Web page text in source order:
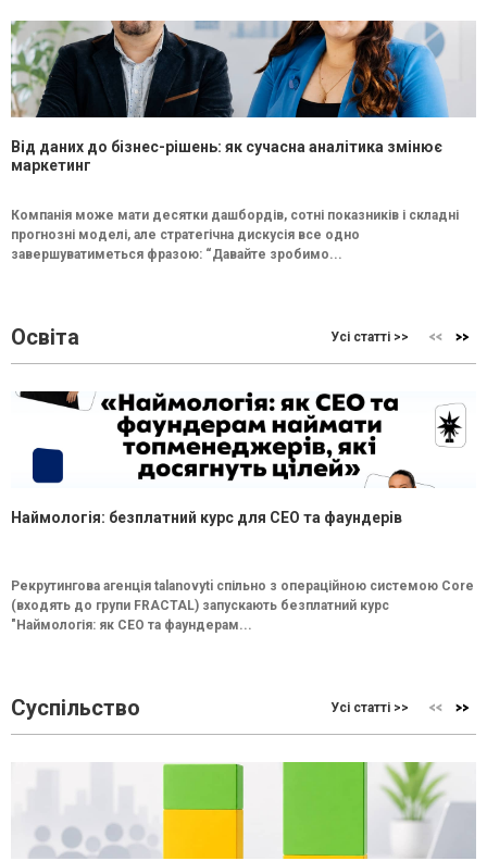
Від даних до бізнес-рішень: як сучасна аналітика змінює
маркетинг
Компанія може мати десятки дашбордів, сотні показників і складні
прогнозні моделі, але стратегічна дискусія все одно
завершуватиметься фразою: “Давайте зробимо...
Освіта Усі статті >>
Наймологія: безплатний курс для CEO та фаундерів
Рекрутингова агенція talanovyti спільно з операційною системою Core
(входять до групи FRACTAL) запускають безплатний курс
"Наймологія: як СEO та фаундерам...
Суспільство Усі статті >>